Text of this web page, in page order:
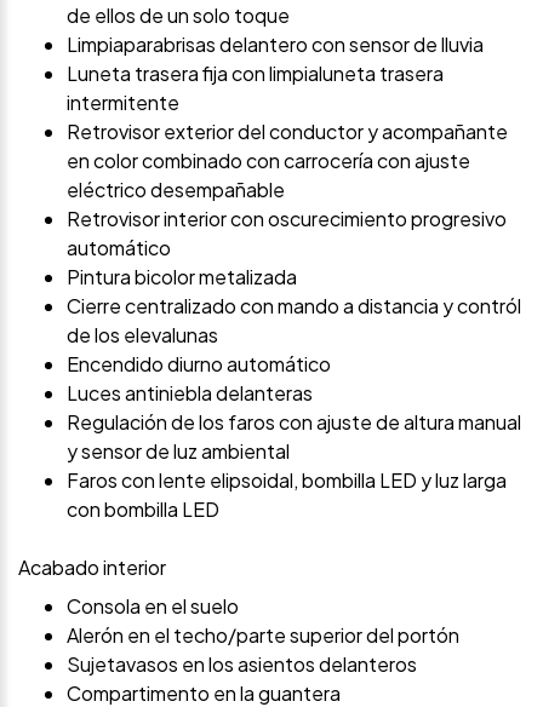
de ellos de un solo toque
Limpiaparabrisas delantero con sensor de lluvia
Luneta trasera fija con limpialuneta trasera
intermitente
Retrovisor exterior del conductor y acompañante
en color combinado con carrocería con ajuste
eléctrico desempañable
Retrovisor interior con oscurecimiento progresivo
automático
Pintura bicolor metalizada
Cierre centralizado con mando a distancia y contról
de los elevalunas
Encendido diurno automático
Luces antiniebla delanteras
Regulación de los faros con ajuste de altura manual
y sensor de luz ambiental
Faros con lente elipsoidal, bombilla LED y luz larga
con bombilla LED
Acabado interior
Consola en el suelo
Alerón en el techo/parte superior del portón
Sujetavasos en los asientos delanteros
Compartimento en la guantera